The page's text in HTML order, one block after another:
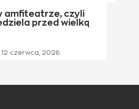
amfiteatrze, czyli
przed wielką
12 czerwca, 2026